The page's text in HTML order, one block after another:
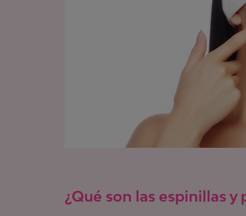
¿Qué son las espinillas y